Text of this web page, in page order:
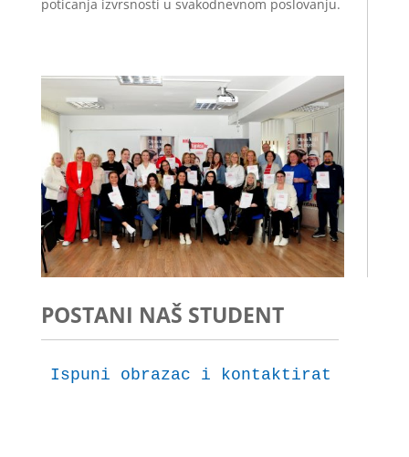
poticanja izvrsnosti u svakodnevnom poslovanju.
POSTANI NAŠ STUDENT
Ispuni obrazac i kontaktirat ćemo